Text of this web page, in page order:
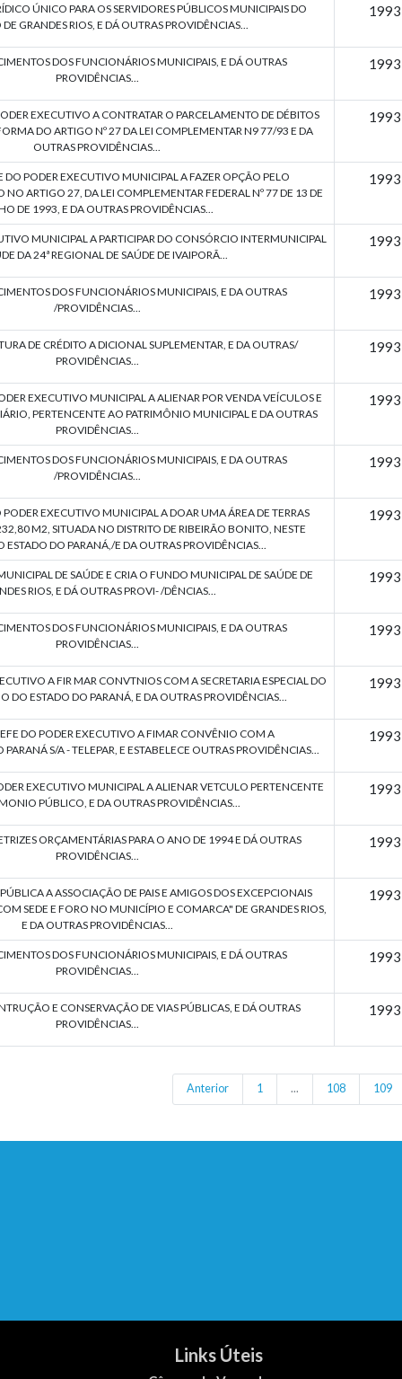
ÚNICO PARA OS SERVIDORES PÚBLICOS MUNICIPAIS DO
GRANDES RIOS, E DÁ OUTRAS PROVIDÊNCIAS...
1993
DOS FUNCIONÁRIOS MUNICIPAIS, E DÁ OUTRAS
PROVIDÊNCIAS...
1993
EXECUTIVO A CONTRATAR O PARCELAMENTO DE DÉBITOS
DO ARTIGO Nº 27 DA LEI COMPLEMENTAR N9 77/93 E DA
OUTRAS PROVIDÊNCIAS...
1993
DO PODER EXECUTIVO MUNICIPAL A FAZER OPÇÃO PELO
NO ARTIGO 27, DA LEI COMPLEMENTAR FEDERAL Nº 77 DE 13 DE
DE 1993, E DA OUTRAS PROVIDÊNCIAS...
1993
MUNICIPAL A PARTICIPAR DO CONSÓRCIO INTERMUNICIPAL
DA 24ª REGIONAL DE SAÚDE DE IVAIPORÃ...
1993
DOS FUNCIONÁRIOS MUNICIPAIS, E DA OUTRAS
/PROVIDÊNCIAS...
1993
DE CRÉDITO A DICIONAL SUPLEMENTAR, E DA OUTRAS/
PROVIDÊNCIAS...
1993
EXECUTIVO MUNICIPAL A ALIENAR POR VENDA VEÍCULOS E
PERTENCENTE AO PATRIMÔNIO MUNICIPAL E DA OUTRAS
PROVIDÊNCIAS...
1993
DOS FUNCIONÁRIOS MUNICIPAIS, E DA OUTRAS
/PROVIDÊNCIAS...
1993
EXECUTIVO MUNICIPAL A DOAR UMA ÁREA DE TERRAS
M2, SITUADA NO DISTRITO DE RIBEIRÃO BONITO, NESTE
DO PARANÁ,/E DA OUTRAS PROVIDÊNCIAS...
1993
DE SAÚDE E CRIA O FUNDO MUNICIPAL DE SAÚDE DE
RIOS, E DÁ OUTRAS PROVI- /DÊNCIAS...
1993
DOS FUNCIONÁRIOS MUNICIPAIS, E DA OUTRAS
PROVIDÊNCIAS...
1993
A FIR MAR CONVTNIOS COM A SECRETARIA ESPECIAL DO
DO ESTADO DO PARANÁ, E DA OUTRAS PROVIDÊNCIAS...
1993
DO PODER EXECUTIVO A FIMAR CONVÊNIO COM A
S/A - TELEPAR, E ESTABELECE OUTRAS PROVIDÊNCIAS...
1993
EXECUTIVO MUNICIPAL A ALIENAR VETCULO PERTENCENTE
PÚBLICO, E DA OUTRAS PROVIDÊNCIAS...
1993
ORÇAMENTÁRIAS PARA O ANO DE 1994 E DÁ OUTRAS
PROVIDÊNCIAS...
1993
A ASSOCIAÇÃO DE PAIS E AMIGOS DOS EXCEPCIONAIS
SEDE E FORO NO MUNICÍPIO E COMARCA" DE GRANDES RIOS,
E DA OUTRAS PROVIDÊNCIAS...
1993
DOS FUNCIONÁRIOS MUNICIPAIS, E DÁ OUTRAS
PROVIDÊNCIAS...
1993
E CONSERVAÇÃO DE VIAS PÚBLICAS, E DÁ OUTRAS
PROVIDÊNCIAS...
1993
Anterior 1 ... 108 109
Links Úteis